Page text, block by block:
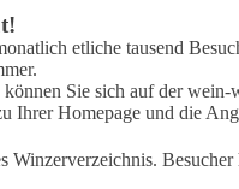
etliche tausend
Sie sich auf der
Ihrer Homepage und die
Winzerverzeichnis.